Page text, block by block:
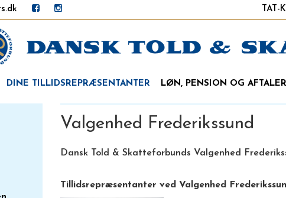
TAT-
DINE TILLIDSREPRÆSENTANTER LØN, PENSION OG AFTALER
Valgenhed Frederikssund
Dansk Told & Skatteforbunds Valgenhed
Tillidsrepræsentanter ved Valgenhed